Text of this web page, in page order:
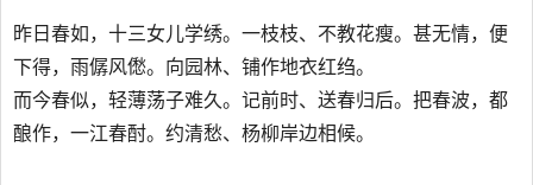
昨日春如，十三女儿学绣。一枝枝、不教花瘦。甚无情，便
下得，雨僝风僽。向园林、铺作地衣红绉。
而今春似，轻薄荡子难久。记前时、送春归后。把春波，都
酿作，一江春酎。约清愁、杨柳岸边相候。